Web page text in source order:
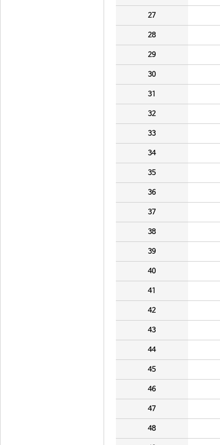
27
28
29
30
31
32
33
34
35
36
37
38
39
40
41
42
43
44
45
46
47
48